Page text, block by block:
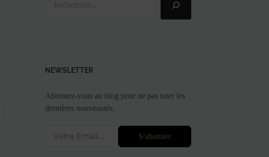
NEWSLETTER
Abonnez-vous au blog pour ne pas rater les
dernières nouveautés.
S'abonner